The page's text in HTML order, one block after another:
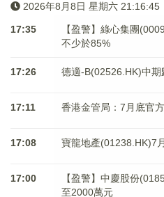
2026年8月8日 星期六 21:16:45
17:35
【盈警】綠心集團
不少於85%
17:26 德適-B(02526.HK)中
17:11 香港金管局：7月底官
17:08 寶龍地產(01238.HK)7
17:00
【盈警】中慶股份
至2000萬元